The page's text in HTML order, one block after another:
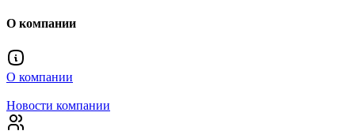
О компании
О компании
Новости компании